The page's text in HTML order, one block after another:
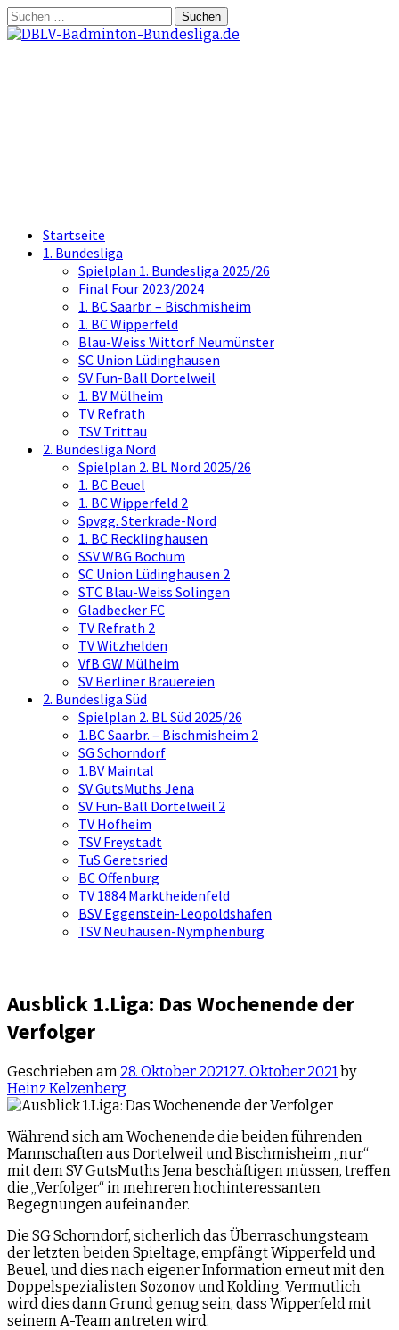
Springe
zum
Suchen
nach:
Startseite
1. Bundesliga
Spielplan 1. Bundesliga 2025/26
Final Four 2023/2024
1. BC Saarbr. – Bischmisheim
1. BC Wipperfeld
Blau-Weiss Wittorf Neumünster
SC Union Lüdinghausen
SV Fun-Ball Dortelweil
1. BV Mülheim
TV Refrath
TSV Trittau
2. Bundesliga Nord
Spielplan 2. BL Nord 2025/26
1. BC Beuel
1. BC Wipperfeld 2
Spvgg. Sterkrade-Nord
1. BC Recklinghausen
SSV WBG Bochum
SC Union Lüdinghausen 2
STC Blau-Weiss Solingen
Gladbecker FC
TV Refrath 2
TV Witzhelden
VfB GW Mülheim
SV Berliner Brauereien
2. Bundesliga Süd
Spielplan 2. BL Süd 2025/26
1.BC Saarbr. – Bischmisheim 2
SG Schorndorf
1.BV Maintal
SV GutsMuths Jena
SV Fun-Ball Dortelweil 2
TV Hofheim
TSV Freystadt
TuS Geretsried
BC Offenburg
TV 1884 Marktheidenfeld
BSV Eggenstein-Leopoldshafen
TSV Neuhausen-Nymphenburg
Ausblick 1.Liga: Das Wochenende der
Verfolger
Geschrieben am 28. Oktober 202127. Oktober 2021 by
Heinz Kelzenberg
Während sich am Wochenende die beiden führenden
Mannschaften aus Dortelweil und Bischmisheim „nur“
mit dem SV GutsMuths Jena beschäftigen müssen, treffen
die „Verfolger“ in mehreren hochinteressanten
Begegnungen aufeinander.
Die SG Schorndorf, sicherlich das Überraschungsteam
der letzten beiden Spieltage, empfängt Wipperfeld und
Beuel, und dies nach eigener Information erneut mit den
Doppelspezialisten Sozonov und Kolding. Vermutlich
wird dies dann Grund genug sein, dass Wipperfeld mit
seinem A-Team antreten wird.